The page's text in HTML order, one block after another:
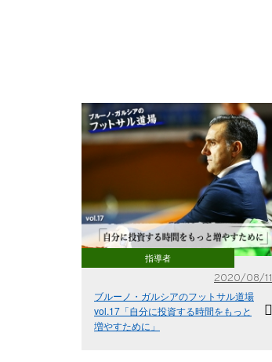
指導者
2020/08/11
ブルーノ・ガルシアのフットサル道場
vol.17「自分に投資する時間をもっと
増やすために」